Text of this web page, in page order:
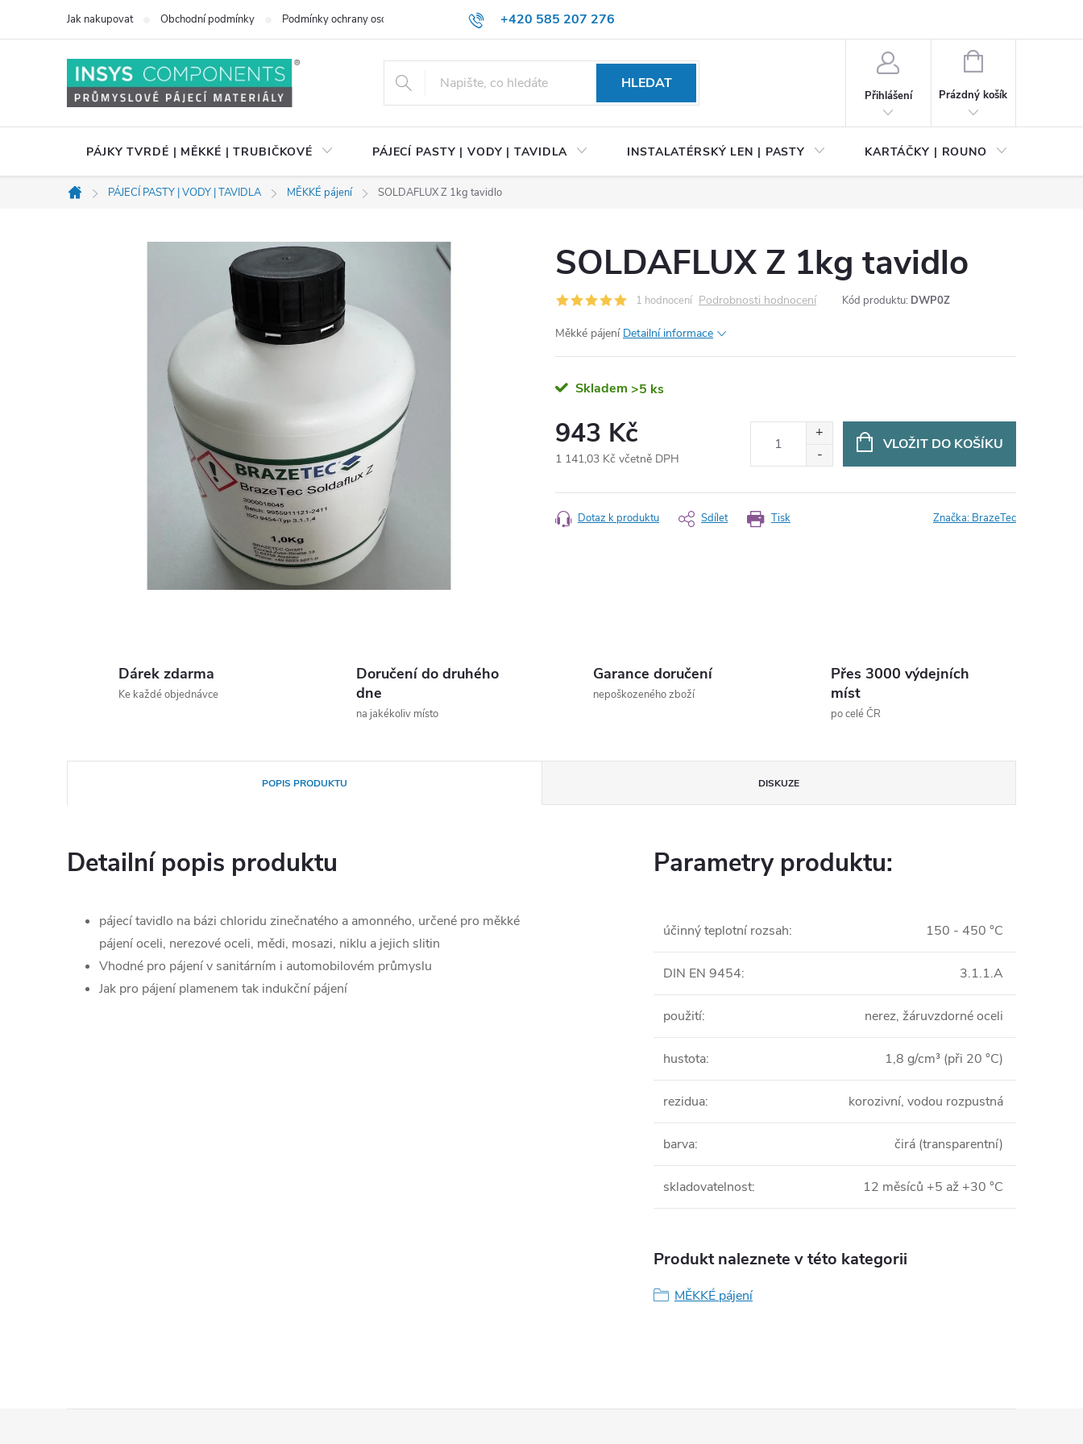
+420 585 207 276
Jak nakupovat Obchodní podmínky Podmínky ochrany osobních údajů
HLEDAT
Přihlášení
NÁKUPNÍ
Prázdný košík
PÁJKY TVRDÉ | MĚKKÉ | TRUBIČKOVÉ PÁJECÍ PASTY | VODY | TAVIDLA INSTALATÉRSKÝ LEN | PASTY KARTÁČKY | ROUNO
Domů
PÁJECÍ PASTY | VODY | TAVIDLA MĚKKÉ pájení SOLDAFLUX Z 1kg tavidlo
SOLDAFLUX Z 1kg tavidlo
1 hodnocení Podrobnosti hodnocení Kód produktu: DWP0Z
Měkké pájení Detailní informace
Skladem >5 ks
943 Kč
1 141,03 Kč včetně DPH
cena:
VLOŽIT DO KOŠÍKU
Tisk
Dotaz k produktu Sdílet Značka: BrazeTec
Dárek zdarma
Ke každé objednávce
Doručení do druhého
dne
na jakékoliv místo
Garance doručení
nepoškozeného zboží
Přes 3000 výdejních
míst
po celé ČR
POPIS PRODUKTU DISKUZE
Detailní popis produktu
pájecí tavidlo na bázi chloridu zinečnatého a amonného, určené pro měkké
pájení oceli, nerezové oceli, mědi, mosazi, niklu a jejich slitin
Vhodné pro pájení v sanitárním i automobilovém průmyslu
Jak pro pájení plamenem tak indukční pájení
Parametry produktu:
účinný teplotní rozsah: 150 - 450 °C
DIN EN 9454: 3.1.1.A
použití: nerez, žáruvzdorné oceli
hustota: 1,8 g/cm³ (při 20 °C)
rezidua: korozivní, vodou rozpustná
barva: čirá (transparentní)
skladovatelnost: 12 měsíců +5 až +30 °C
Produkt naleznete v této kategorii
MĚKKÉ pájení